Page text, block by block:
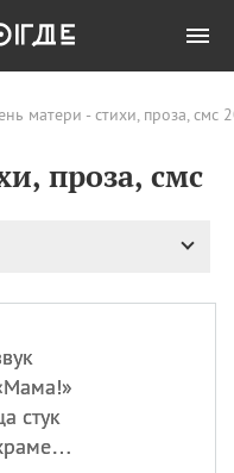
матери - стихи, проза, смс
проза, смс
стук
Все
День памяти жертв
атомной
Национальный день
рисового пудинга
День Дымняшки
(Smokey Bear Day)